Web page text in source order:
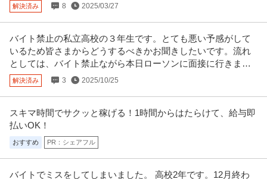
解決済み 8 2025/03/27
バイト禁止の私立高校の３年生です。とても悪い予感がして
いるため皆さまからどうするべきかお聞きしたいです。流れ
としては、バイト禁止ながら本日ローソンに面接に行きまし
た。
解決済み 3 2025/10/25
スキマ時間でサクッと稼げる！1時間からはたらけて、給与即
払いOK！
おすすめ PR：シェアフル
バイトでミスをしてしまいました。 高校2年です。12月終わ